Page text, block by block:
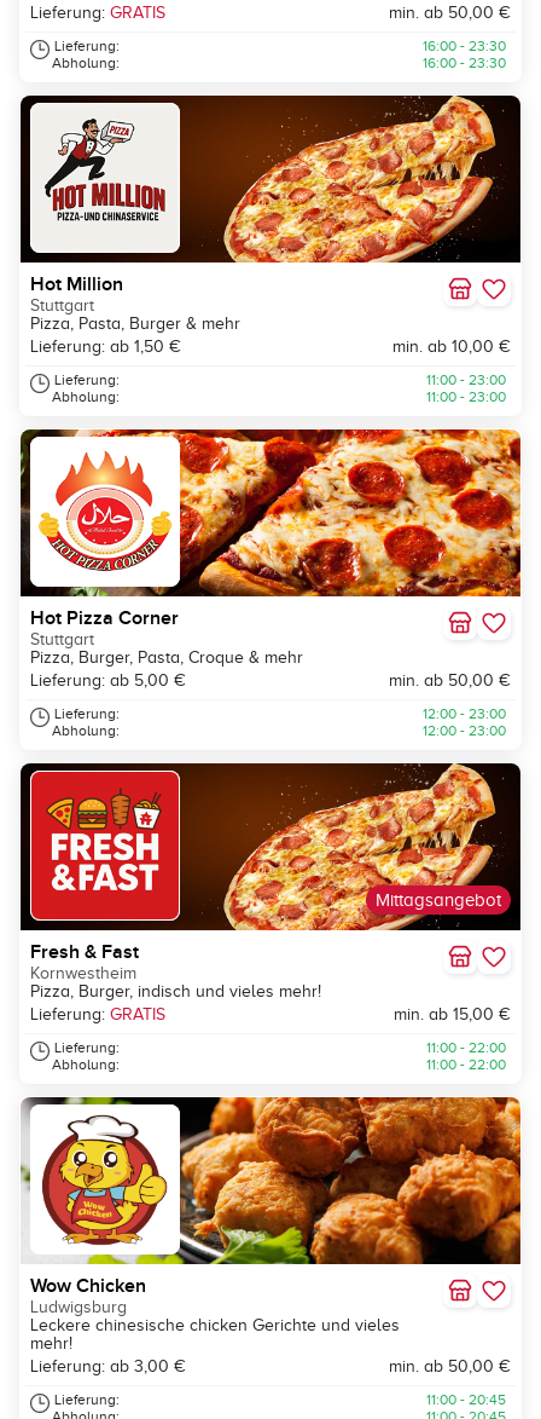
Lieferung: GRATIS min. ab 50,00 €
Lieferung:
Abholung:
16:00 - 23:30
16:00 - 23:30
Hot Million
Stuttgart
Pizza, Pasta, Burger & mehr
Lieferung: ab 1,50 €
min. ab 10,00 €
Lieferung:
Abholung:
11:00 - 23:00
11:00 - 23:00
Hot Pizza Corner
Stuttgart
Pizza, Burger, Pasta, Croque & mehr
Lieferung: ab 5,00 €
min. ab 50,00 €
Lieferung:
Abholung:
12:00 - 23:00
12:00 - 23:00
Mittagsangebot
Fresh & Fast
Kornwestheim
Pizza, Burger, indisch und vieles mehr!
Lieferung: GRATIS min. ab 15,00 €
Lieferung:
Abholung:
11:00 - 22:00
11:00 - 22:00
Wow Chicken
Ludwigsburg
Leckere chinesische chicken Gerichte und vieles
mehr!
Lieferung: ab 3,00 €
min. ab 50,00 €
Lieferung:
11:00 - 20:45